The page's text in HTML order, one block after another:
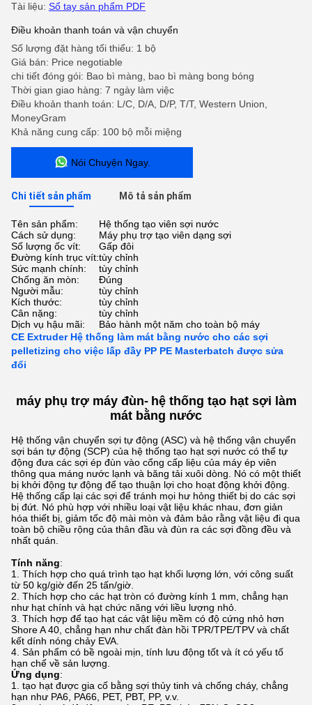
Tài liệu: Sổ tay sản phẩm PDF
Điều khoản thanh toán và vận chuyển
Số lượng đặt hàng tối thiểu: 1 bộ
Giá bán: Price negotiable
chi tiết đóng gói: Bao bì màng, bao bì màng bong bóng
Thời gian giao hàng: 7 ngày làm việc
Điều khoản thanh toán: L/C, D/A, D/P, T/T, Western Union,
MoneyGram
Khả năng cung cấp: 100 bộ mỗi miệng
Nói Chuyện Ngay.
Chi tiết sản phẩm Mô tả sản phẩm
Tên sản phẩm:
Hệ thống tạo viên sợi nước
Cách sử dụng:
Máy phụ trợ tạo viên dạng sợi
Số lượng ốc vít:
Gấp đôi
Đường kính trục vít:tùy chỉnh
Sức mạnh chính:
tùy chỉnh
Chống ăn mòn:
Đúng
Người mẫu:
tùy chỉnh
Kích thước:
tùy chỉnh
Cân nặng:
tùy chỉnh
Dịch vụ hậu mãi:
Bảo hành một năm cho toàn bộ máy
CE Extruder Hệ thống làm mát bằng nước cho các sợi
pelletizing cho việc lấp đầy PP PE Masterbatch được sửa
đổi
máy phụ trợ máy đùn- hệ thống tạo hạt sợi làm
mát bằng nước
Hệ thống vận chuyển sợi tự động (ASC) và hệ thống vận chuyển
sợi bán tự động (SCP) của hệ thống tạo hạt sợi nước có thể tự
động đưa các sợi ép đùn vào cổng cấp liệu của máy ép viên
thông qua máng nước lạnh và băng tải xuôi dòng. Nó có một thiết
bị khởi động tự động để tạo thuận lợi cho hoạt động khởi động.
Hệ thống cấp lại các sợi để tránh mọi hư hỏng thiết bị do các sợi
bị đứt. Nó phù hợp với nhiều loại vật liệu khác nhau, đơn giản
hóa thiết bị, giảm tốc độ mài mòn và đảm bảo rằng vật liệu đi qua
toàn bộ chiều rộng của thân đầu và đùn ra các sợi đồng đều và
nhất quán.
Tính năng:
Thích hợp cho quá trình tạo hạt khối lượng lớn, với công suất
từ ​​50 kg/giờ đến 25 tấn/giờ.
Thích hợp cho các hạt tròn có đường kính 1 mm, chẳng hạn
như hạt chính và hạt chức năng với liều lượng nhỏ.
Thích hợp để tạo hạt các vật liệu mềm có độ cứng nhỏ hơn
Shore A 40, chẳng hạn như chất đàn hồi TPR/TPE/TPV và chất
kết dính nóng chảy EVA.
Sản phẩm có bề ngoài mịn, tính lưu động tốt và ít có yếu tố
hạn chế về sản lượng.
Ứng dụng:
tạo hạt được gia cố bằng sợi thủy tinh và chống cháy, chẳng
hạn như PA6, PA66, PET, PBT, PP, v.v.